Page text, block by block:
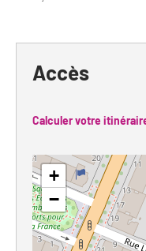
Accès
Calculer votre
+
−